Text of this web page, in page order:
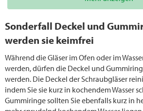
Sonderfall Deckel und
werden sie keimfrei
Während die Gläser im Ofen oder im
werden, dürfen die Deckel und
werden. Die Deckel der Schraubgläser
indem Sie sie kurz in kochendem Wasser
Gummiringe sollten Sie ebenfalls kurz in